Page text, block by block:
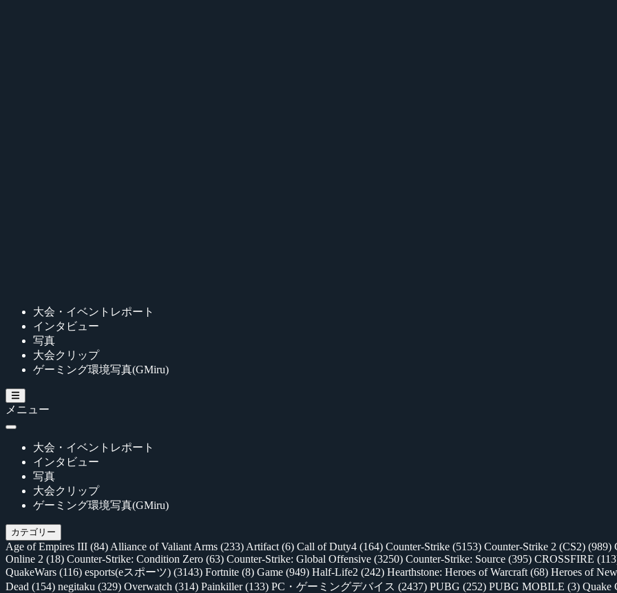
大会・イベントレポート
インタビュー
写真
大会クリップ
ゲーミング環境写真(GMiru)
メニュー
大会・イベントレポート
インタビュー
写真
大会クリップ
ゲーミング環境写真(GMiru)
カテゴリー
Age of Empires III (84) Alliance of Valiant Arms (233) Artifact (6) Call of Duty4 (164) Counter-Strike (5153) Counter-Strike 2 (CS2) (989)
Online 2 (18) Counter-Strike: Condition Zero (63) Counter-Strike: Global Offensive (3250) Counter-Strike: Source (395) CROSSFIRE
QuakeWars (116) esports(eスポーツ) (3143) Fortnite (8) Game (949) Half-Life2 (242) Hearthstone: Heroes of Warcraft (68) Heroes of
Dead (154) negitaku (329) Overwatch (314) Painkiller(133) PC・ゲーミングデバイス (2437) PUBG (252) PUBG MOBILE (3) Quake